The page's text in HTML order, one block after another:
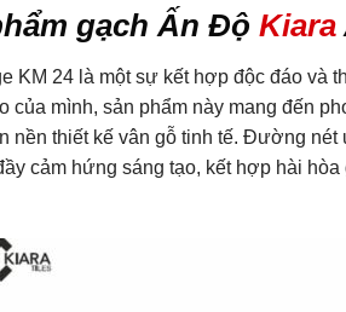
gạch Ấn Độ Kiara
KM 24 là một sự kết hợp độc đáo và
của mình, sản phẩm này mang đến
nền thiết kế vân gỗ tinh tế. Đường
cảm hứng sáng tạo, kết hợp hài